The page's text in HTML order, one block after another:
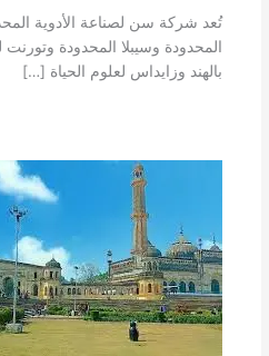
تُعد شركة سن لصناعة الأدوية
المحدودة وسيبلا المحدودة وتورنت
بالهند وزايداس لعلوم الحياة […]